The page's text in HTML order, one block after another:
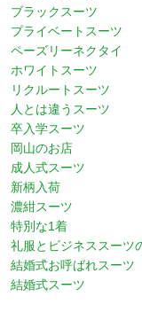
ブラックスーツ
プライベートスーツ
ペーズリーネクタイ
ホワイトスーツ
リクルートスーツ
人とは違うスーツ
卒入学スーツ
岡山のお店
成人式スーツ
新柄入荷
濃紺スーツ
特別な1着
礼服とビジネススーツ
結婚式お呼ばれスーツ
結婚式スーツ